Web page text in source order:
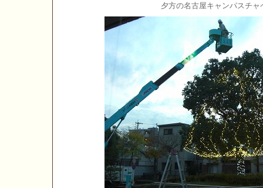
夕方の名古屋キャンパスチャ